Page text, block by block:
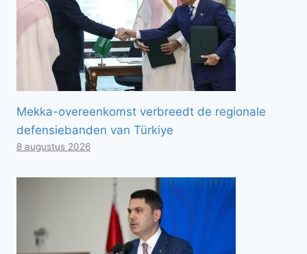
Mekka-overeenkomst verbreedt de regionale
defensiebanden van Türkiye
8 augustus 2026